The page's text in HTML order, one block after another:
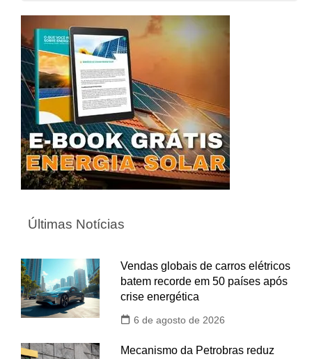
Últimas Notícias
Vendas globais de carros elétricos
batem recorde em 50 países após
crise energética
6 de agosto de 2026
Mecanismo da Petrobras reduz